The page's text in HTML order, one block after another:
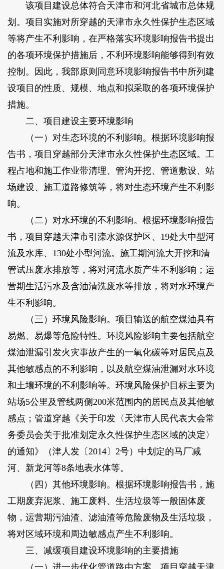
该项目建设总体符合天津市和河北省城市总体规
划。项目实施对所穿越的天津市永久性保护生态区域
等将产生不利影响，在严格落实环境影响报告书提出
的各项环境保护措施后，不利环境影响能够得到有效
控制。因此，我部原则同意环境影响报告书中所列建
设项目的性质、规模、地点和拟采取的各项环境保护
措施。
二、项目建设主要环境影响
（一）对生态环境的不利影响。根据环境影响报
告书，项目穿越部分天津市永久性保护生态区域。工
程占地和施工作业带清理、管沟开挖、管道敷设、站
场建设、施工道路修筑等，将对生态环境产生不利影
响。
（二）对水环境的不利影响。根据环境影响报告
书，项目穿越天津市引滦水源保护区、19处大中型河
流及水库、130处小型河流。施工期河流大开挖和清
管试压废水排放等，将对河流水质产生不利影响；运
营期生活污水及含油清洗废水等排放，将对水环境产
生不利影响。
（三）环境风险影响。项目输送的航空煤油具有
易燃、易爆等危险特性。环境风险影响主要包括航空
煤油泄漏引发火灾事故产生的一氧化碳等对居民点及
其他敏感点的不利影响，以及航空煤油泄漏对水环境
和土壤环境的不利影响等。环境风险保护目标主要为
站场5公里及管线两侧200米范围内的居民点及其他敏
感点；管道穿越《关于印发〈天津市人民代表大会常
务委员会关于批准划定永久性保护生态区域的决定〉
的通知》（津人发〔2014〕2号）中划定的马厂减
河、新龙河等8条地表水体等。
（四）其他环境影响。根据环境影响报告书，施
工期废弃泥浆、施工废料、生活垃圾等一般固体废
物，运营期污油渣、滤油渣等危险废物及生活垃圾，
将对区域环境和周边敏感点产生不利影响。
三、减缓项目建设环境影响的主要措施